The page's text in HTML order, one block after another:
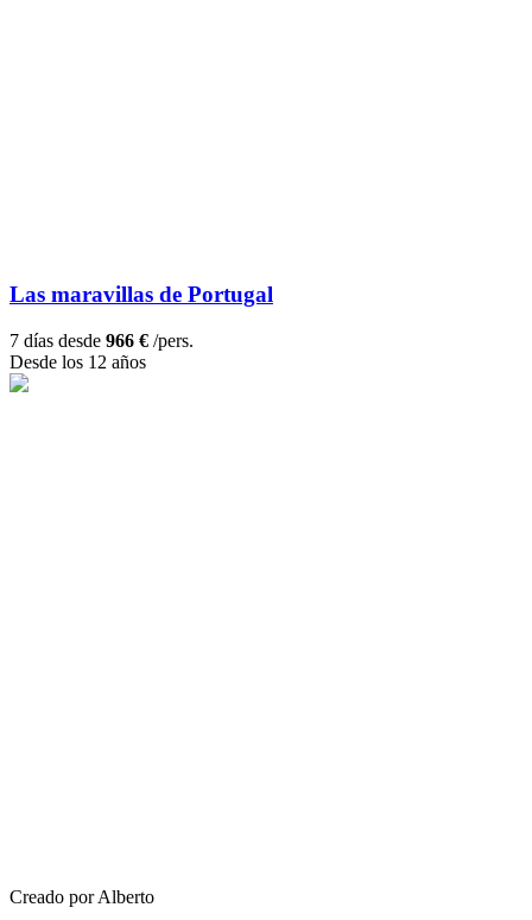
Las maravillas de Portugal
7 días desde 966 € /pers.
Desde los 12 años
Creado por Alberto